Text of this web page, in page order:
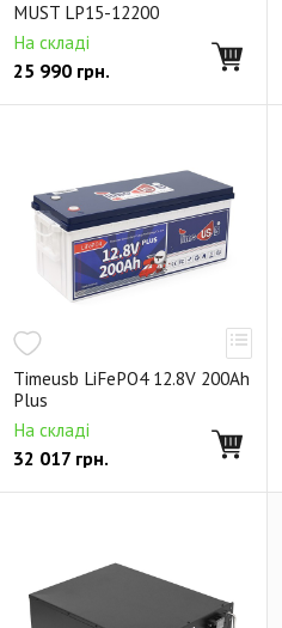
MUST LP15-12200
На складі
25 990 грн.
Timeusb LiFePO4 12.8V 200Ah
Plus
На складі
32 017 грн.